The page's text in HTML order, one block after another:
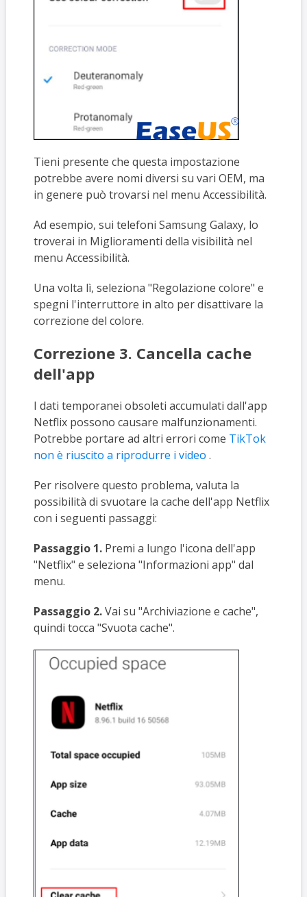
Tieni presente che questa impostazione
potrebbe avere nomi diversi su vari OEM, ma
in genere può trovarsi nel menu Accessibilità.
Ad esempio, sui telefoni Samsung Galaxy, lo
troverai in Miglioramenti della visibilità nel
menu Accessibilità.
Una volta lì, seleziona "Regolazione colore" e
spegni l'interruttore in alto per disattivare la
correzione del colore.
Correzione 3. Cancella cache
dell'app
I dati temporanei obsoleti accumulati dall'app
Netflix possono causare malfunzionamenti.
Potrebbe portare ad altri errori come TikTok
non è riuscito a riprodurre i video .
Per risolvere questo problema, valuta la
possibilità di svuotare la cache dell'app Netflix
con i seguenti passaggi:
Passaggio 1.Premi a lungo l'icona dell'app
"Netflix" e seleziona "Informazioni app" dal
menu.
Passaggio 2.Vai su "Archiviazione e cache",
quindi tocca "Svuota cache".